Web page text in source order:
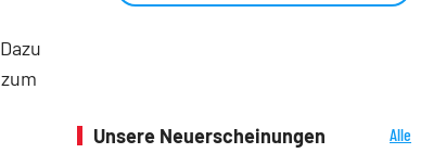
Unsere Neuerscheinungen
Alle